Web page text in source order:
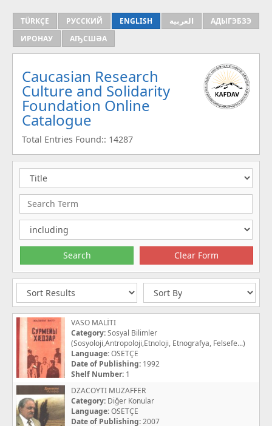
TÜRKÇE РУССКИЙ ENGLISH العربية
АДЫГЭБЗЭ
ИРОНАУ
АҦСШӘА
Caucasian Research
Culture and Solidarity
Foundation Online
Catalogue
Total Entries Found:: 14287
VASO MALİTI
Category:Sosyal Bilimler
(Sosyoloji,Antropoloji,Etnoloji, Etnografya, Felsefe...)
Language:OSETÇE
Date of Publishing: 1992
Shelf Number: 1
DZACOYTI MUZAFFER
Category: Diğer Konular
Language:OSETÇE
Date of Publishing:2007